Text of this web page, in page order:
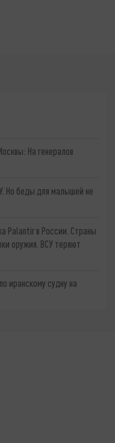
На генералов
Но беды для малышей не
Palantir в России. Страны
оружия. ВСУ теряют
иранскому судну на